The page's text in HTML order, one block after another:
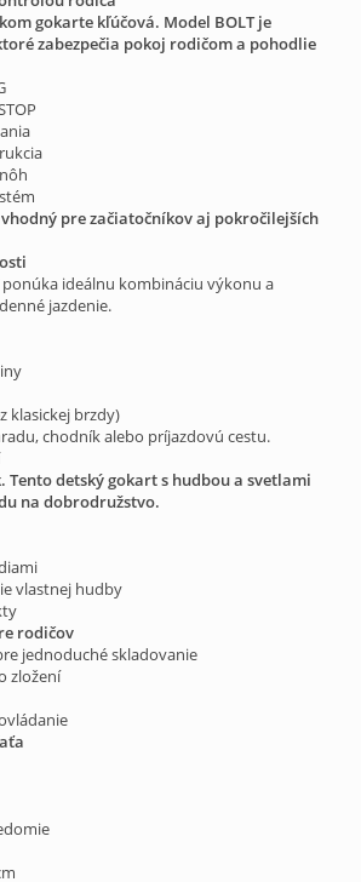
gokarte kľúčová. Model BOLT je
zabezpečia pokoj rodičom a pohodlie
pre začiatočníkov aj pokročilejších
ponúka ideálnu kombináciu výkonu a
jazdenie.
klasickej brzdy)
chodník alebo príjazdovú cestu.
Tento detský gokart s hudbou a svetlami
na dobrodružstvo.
vlastnej hudby
rodičov
jednoduché skladovanie
zložení